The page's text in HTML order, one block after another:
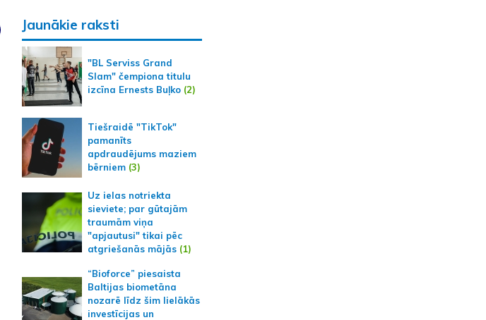
Jaunākie raksti
"BL Serviss Grand
Slam" čempiona titulu
izcīna Ernests Buļko(2)
Tiešraidē "TikTok"
pamanīts
apdraudējums maziem
bērniem(3)
Uz ielas notriekta
sieviete; par gūtajām
traumām viņa
"apjautusi" tikai pēc
atgriešanās mājās(1)
“Bioforce” piesaista
Baltijas biometāna
nozarē līdz šim lielākās
investīcijas un